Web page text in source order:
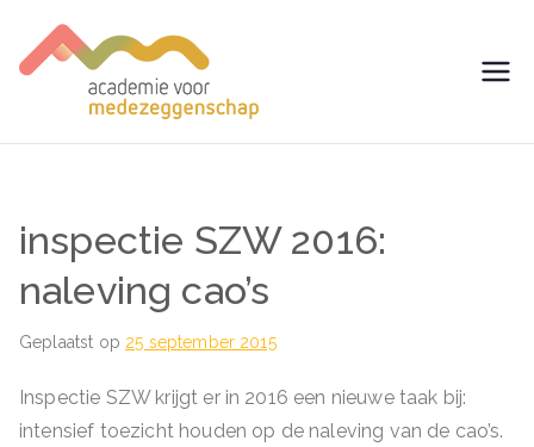
naar
de
voor
Medezegg
enschap
inspectie SZW 2016:
naleving cao’s
Geplaatst op 25 september 2015
Inspectie SZW krijgt er in 2016 een nieuwe taak bij:
intensief toezicht houden op de naleving van de cao’s.